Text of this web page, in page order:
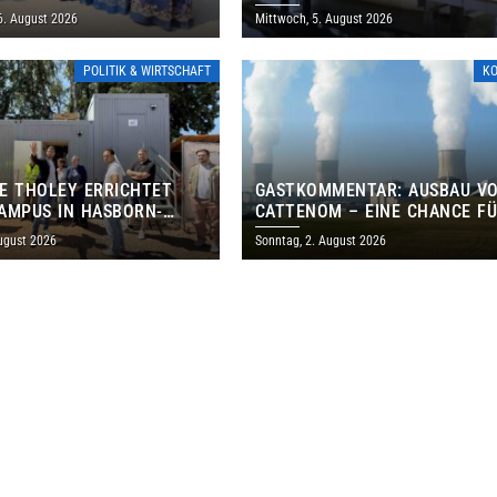
PROGRAMM IN
August 2026 Mittwoch, 5. August 2026
POLITIK & WIRTSCHAFT
THOLEY ERRICHTET
IN HASBORN-
FÜR RUND 8,5 BIS 9
EURO
2026
GASTKOMMENTAR: AUSBAU
CATTENOM – EINE CHANCE
LOTHRINGEN UND DAS
Sonntag, 2. August 2026